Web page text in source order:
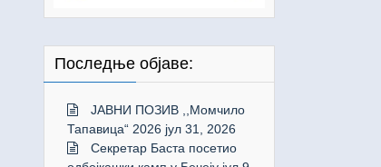
Последње објаве:
ЈАВНИ ПОЗИВ ,,Момчило
Тапавица“ 2026 јул 31, 2026
Секретар Баста посетио